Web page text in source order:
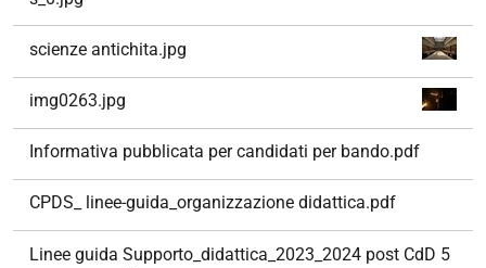
scienze antichita.jpg
img0263.jpg
Informativa pubblicata per candidati per bando.pdf
CPDS_ linee-guida_organizzazione didattica.pdf
Linee guida Supporto_didattica_2023_2024 post CdD 5